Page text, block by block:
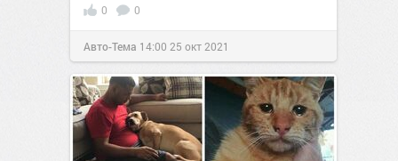
0 0
Авто-Тема 14:00 25 окт 2021